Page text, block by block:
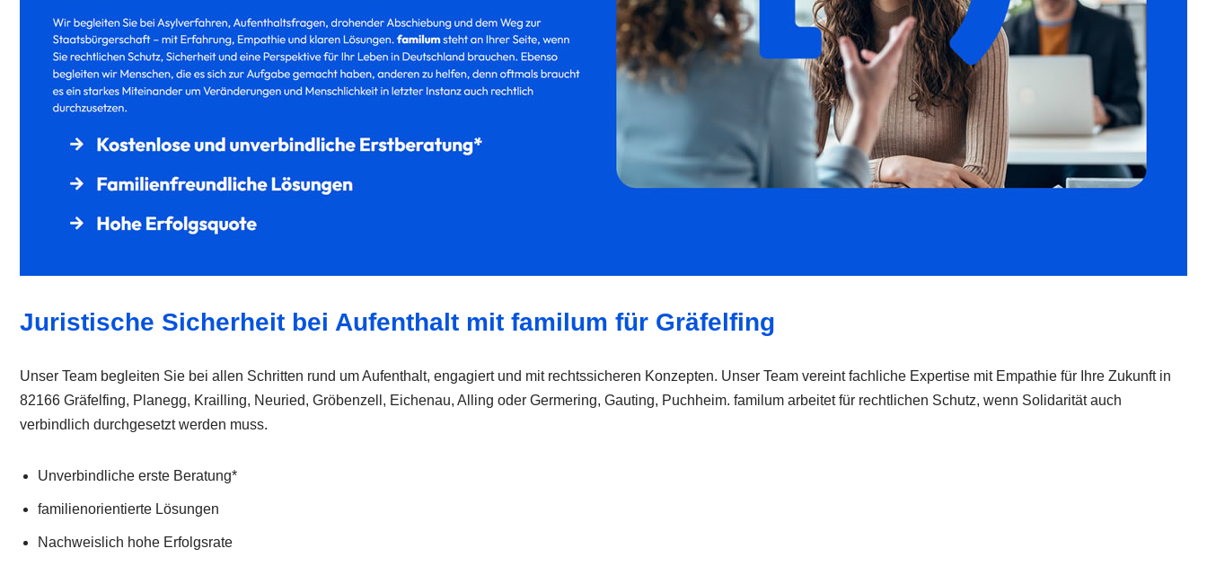
Juristische Sicherheit bei Aufenthalt mit familum für Gräfelfing
Unser Team begleiten Sie bei allen Schritten rund um Aufenthalt, engagiert und mit rechtssicheren Konzepten. Unser Team vereint fachliche Expertise mit Empathie für Ihre Zukunft in
82166 Gräfelfing, Planegg, Krailling, Neuried, Gröbenzell, Eichenau, Alling oder Germering, Gauting, Puchheim. familum arbeitet für rechtlichen Schutz, wenn Solidarität auch
verbindlich durchgesetzt werden muss.
Unverbindliche erste Beratung*
familienorientierte Lösungen
Nachweislich hohe Erfolgsrate